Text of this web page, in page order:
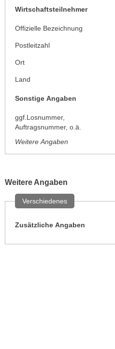
Wirtschaftsteilnehmer
Offizielle Bezeichnung
Postleitzahl
Ort
Land
Sonstige Angaben
ggf.Losnummer,
Auftragsnummer, o.ä.
Weitere Angaben
Weitere Angaben
Verschiedenes
Zusätzliche Angaben